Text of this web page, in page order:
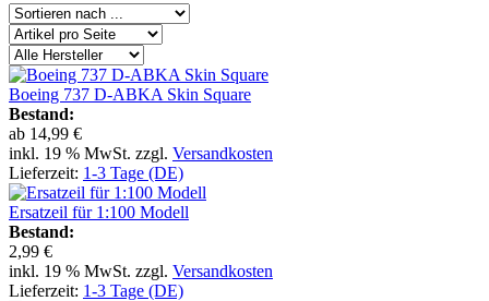
Boeing 737 D-ABKA Skin Square
Bestand:
ab 14,99 €
inkl. 19 % MwSt. zzgl. Versandkosten
Lieferzeit: 1-3 Tage (DE)
Ersatzeil für 1:100 Modell
Bestand:
2,99 €
inkl. 19 % MwSt. zzgl. Versandkosten
Lieferzeit: 1-3 Tage (DE)